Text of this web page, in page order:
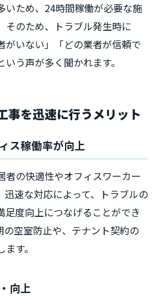
いため、24時間稼働が必要な施
そのため、トラブル発生時に
がいない」「どの業者が信頼で
う声が多く聞かれます。
事を迅速に行うメリット
ス稼働率が向上
者の快適性やオフィスワーカー
迅速な対応によって、トラブルの
足度向上につなげることができ
の空室防止や、テナント契約の
す。
向上